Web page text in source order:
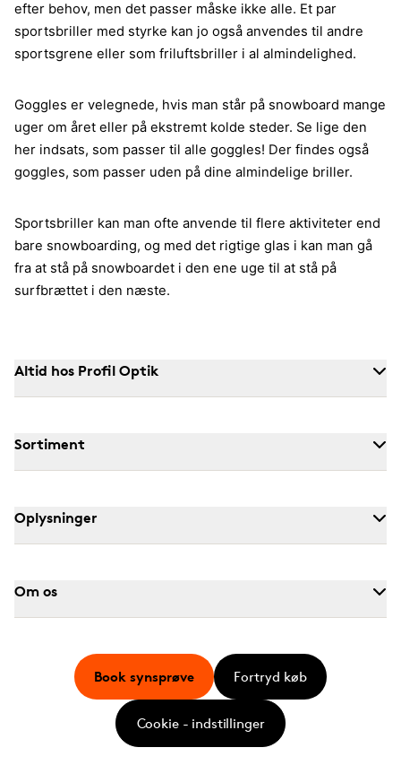
efter behov, men det passer måske ikke alle. Et par
sportsbriller med styrke kan jo også anvendes til andre
sportsgrene eller som friluftsbriller i al almindelighed.
Goggles er velegnede, hvis man står på snowboard mange
uger om året eller på ekstremt kolde steder. Se lige den
her indsats, som passer til alle goggles! Der findes også
goggles, som passer uden på dine almindelige briller.
Sportsbriller kan man ofte anvende til flere aktiviteter end
bare snowboarding, og med det rigtige glas i kan man gå
fra at stå på snowboardet i den ene uge til at stå på
surfbrættet i den næste.
Altid hos Profil Optik
Sortiment
Oplysninger
Om os
Book synsprøve Fortryd køb
Cookie - indstillinger